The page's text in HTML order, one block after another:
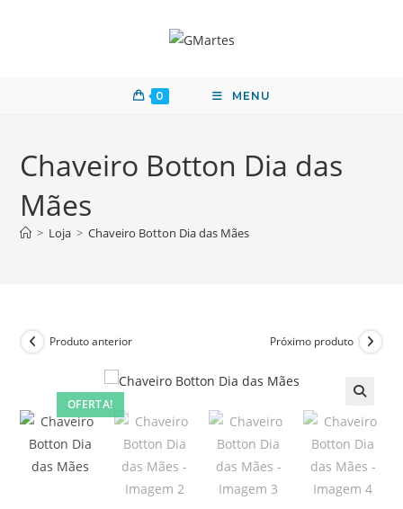
0 MENU
Chaveiro Botton Dia das
Mães
> Loja > Chaveiro Botton Dia das Mães
OFERTA!
Produto anterior Próximo produto